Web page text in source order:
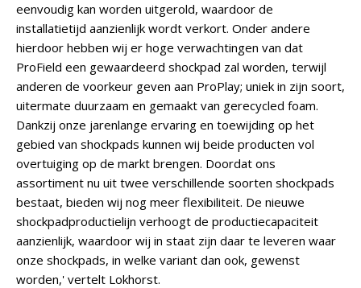
eenvoudig kan worden uitgerold, waardoor de
installatietijd aanzienlijk wordt verkort. Onder andere
hierdoor hebben wij er hoge verwachtingen van dat
ProField een gewaardeerd shockpad zal worden, terwijl
anderen de voorkeur geven aan ProPlay; uniek in zijn soort,
uitermate duurzaam en gemaakt van gerecycled foam.
Dankzij onze jarenlange ervaring en toewijding op het
gebied van shockpads kunnen wij beide producten vol
overtuiging op de markt brengen. Doordat ons
assortiment nu uit twee verschillende soorten shockpads
bestaat, bieden wij nog meer flexibiliteit. De nieuwe
shockpadproductielijn verhoogt de productiecapaciteit
aanzienlijk, waardoor wij in staat zijn daar te leveren waar
onze shockpads, in welke variant dan ook, gewenst
worden,' vertelt Lokhorst.